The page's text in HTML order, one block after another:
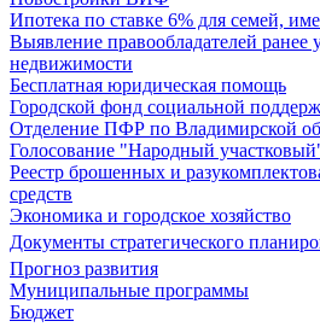
Ипотека по ставке 6% для семей,
Выявление правообладателей ранее
недвижимости
Бесплатная юридическая помощь
Городской фонд социальной
Отделение ПФР по Владимирской
Голосование "Народный
Реестр брошенных и
средств
Экономика и городское хозяйство
Документы стратегического
Прогноз развития
Муниципальные программы
Бюджет